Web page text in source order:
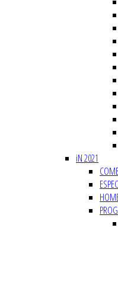
iN 2021